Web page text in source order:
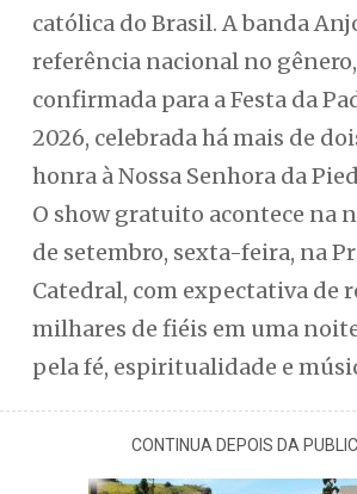
católica do Brasil. A banda
referência nacional no gênero,
confirmada para a Festa da
2026, celebrada há mais de
honra à Nossa Senhora da
O show gratuito acontece na
de setembro, sexta-feira, na
Catedral, com expectativa de
milhares de fiéis em uma
pela fé, espiritualidade e
CONTINUA DEPOIS DA